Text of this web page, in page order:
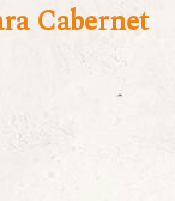
Cabernet